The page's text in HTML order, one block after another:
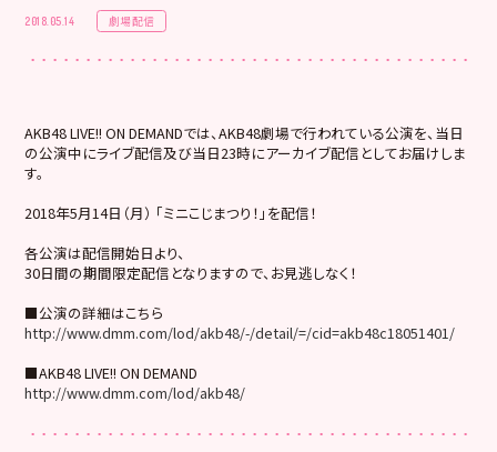
2018.05.14 劇場配信
AKB48 LIVE!! ON DEMANDでは、AKB48劇場で行われている公演を、当日
の公演中にライブ配信及び当日23時にアーカイブ配信としてお届けしま
す。
2018年5月14日（月） 「ミニこじまつり！」を配信！
各公演は配信開始日より、
30日間の期間限定配信となりますので、お見逃しなく！
■公演の詳細はこちら
http://www.dmm.com/lod/akb48/-/detail/=/cid=akb48c18051401/
■AKB48 LIVE!! ON DEMAND
http://www.dmm.com/lod/akb48/